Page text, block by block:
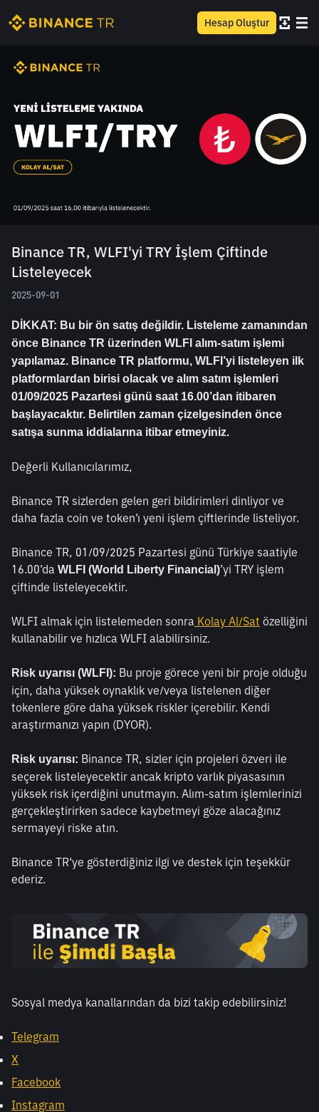
Hesap Oluştur
Binance TR, WLFI'yi TRY İşlem Çiftinde
Listeleyecek
2025-09-01
DİKKAT: Bu bir ön satış değildir. Listeleme zamanından
önce Binance TR üzerinden WLFI alım-satım işlemi
yapılamaz. Binance TR platformu, WLFI’yi listeleyen ilk
platformlardan birisi olacak ve alım satım işlemleri
01/09/2025 Pazartesi günü saat 16.00’dan itibaren
başlayacaktır. Belirtilen zaman çizelgesinden önce
satışa sunma iddialarına itibar etmeyiniz.
Değerli Kullanıcılarımız,
Binance TR sizlerden gelen geri bildirimleri dinliyor ve
daha fazla coin ve token’ı yeni işlem çiftlerinde listeliyor.
Binance TR, 01/09/2025 Pazartesi günü Türkiye saatiyle
16.00’da WLFI (World Liberty Financial)’yi TRY işlem
çiftinde listeleyecektir.
WLFI almak için listelemeden sonra Kolay Al/Sat özelliğini
kullanabilir ve hızlıca WLFI alabilirsiniz.
Risk uyarısı (WLFI): Bu proje görece yeni bir proje olduğu
için, daha yüksek oynaklık ve/veya listelenen diğer
tokenlere göre daha yüksek riskler içerebilir. Kendi
araştırmanızı yapın (DYOR).
Risk uyarısı: Binance TR, sizler için projeleri özveri ile
seçerek listeleyecektir ancak kripto varlık piyasasının
yüksek risk içerdiğini unutmayın. Alım-satım işlemlerinizi
gerçekleştirirken sadece kaybetmeyi göze alacağınız
sermayeyi riske atın.
Binance TR‘ye gösterdiğiniz ilgi ve destek için teşekkür
ederiz.
Sosyal medya kanallarından da bizi takip edebilirsiniz!
Telegram
X
Facebook
Instagram